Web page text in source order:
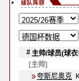
#主帅/球员(球
[主帅]
夸斯尼奥克